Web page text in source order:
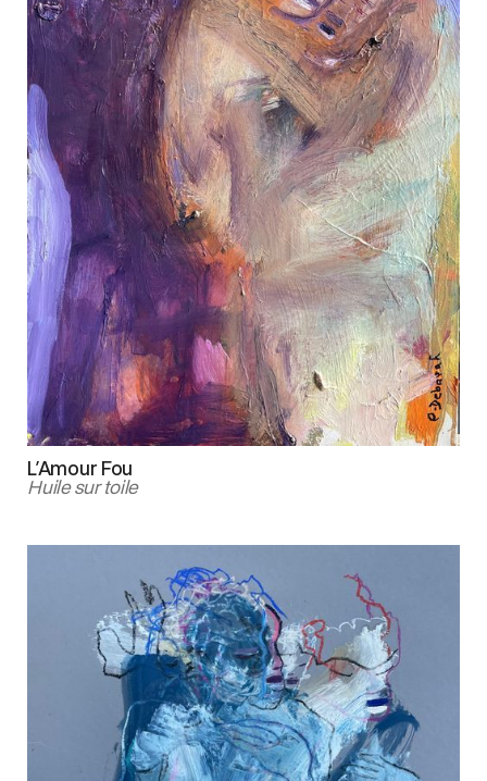
L'Amour Fou
Huile sur toile